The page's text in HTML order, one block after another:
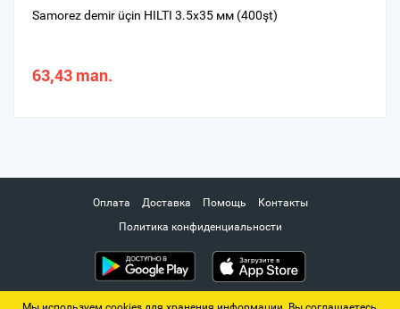
Samorez demir üçin HILTI 3.5x35 мм (400şt)
63,43 man.
Оплата Доставка Помощь
Контакты
Политика конфиденциальности